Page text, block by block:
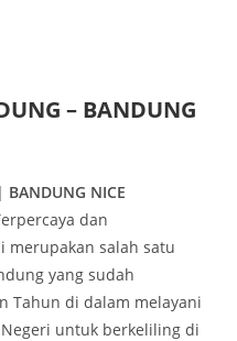
– BANDUNG
BANDUNG NICE
dan
merupakan salah satu
yang sudah
Tahun di dalam melayani
untuk berkeliling di